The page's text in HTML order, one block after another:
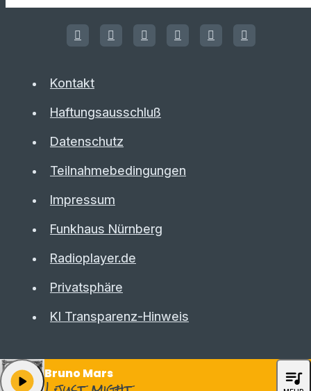
Kontakt
Haftungsausschluß
Datenschutz
Teilnahmebedingungen
Impressum
Funkhaus Nürnberg
Radioplayer.de
Privatsphäre
KI Transparenz-Hinweis
Bruno Mars
play_arrow queue_music